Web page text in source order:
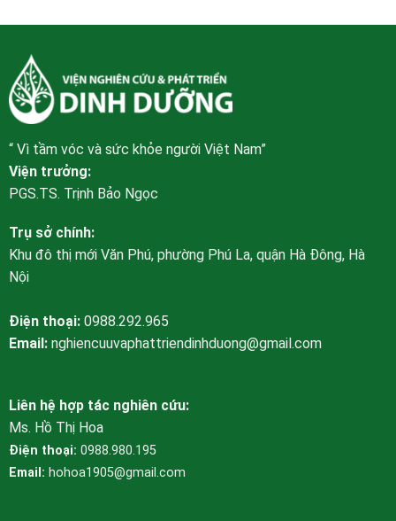
“ Vì tầm vóc và sức khỏe người Việt Nam”
Viện trưởng:
PGS.TS. Trịnh Bảo Ngọc
Trụ sở chính:
Khu đô thị mới Văn Phú, phường Phú La, quận Hà Đông, Hà
Nội
Điện thoại: 0988.292.965
Email: nghiencuuvaphattriendinhduong@gmail.com
Liên hệ hợp tác nghiên cứu:
Ms. Hồ Thị Hoa
Điện thoại: 0988.980.195
Email: hohoa1905@gmail.com